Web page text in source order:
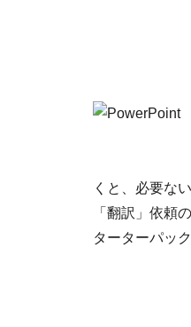
くと、必要な
「翻訳」依頼
ターターパッ